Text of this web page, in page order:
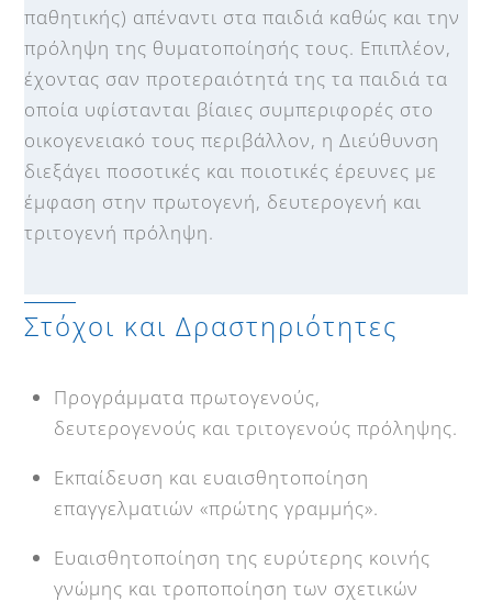
παθητικής) απέναντι στα παιδιά καθώς και την
πρόληψη της θυματοποίησής τους. Επιπλέον,
έχοντας σαν προτεραιότητά της τα παιδιά τα
οποία υφίστανται βίαιες συμπεριφορές στο
οικογενειακό τους περιβάλλον, η Διεύθυνση
διεξάγει ποσοτικές και ποιοτικές έρευνες με
έμφαση στην πρωτογενή, δευτερογενή και
τριτογενή πρόληψη.
Στόχοι και Δραστηριότητες
Προγράμματα πρωτογενούς,
δευτερογενούς και τριτογενούς πρόληψης.
Εκπαίδευση και ευαισθητοποίηση
επαγγελματιών «πρώτης γραμμής».
Ευαισθητοποίηση της ευρύτερης κοινής
γνώμης και τροποποίηση των σχετικών